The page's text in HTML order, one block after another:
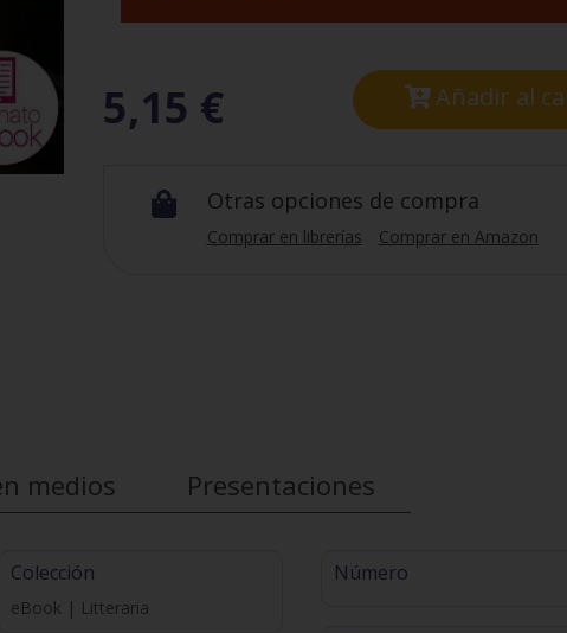
5,15 € Añadir al
 Otras opciones de compra
Comprar en librerías Comprar en Amazon
medios Presentaciones
Colección
eBook | Litteraria
Número